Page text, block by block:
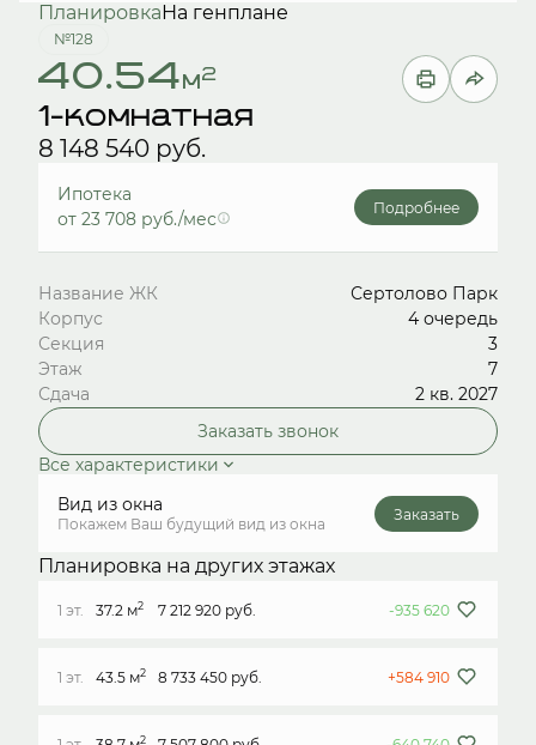
ПланировкаНа генплане
№128
40.54м2
1-комнатная
8 148 540 руб.
Ипотека
от 23 708 руб./мес
Подробнее
Название ЖК
Сертолово Парк
Корпус
4 очередь
Секция
3
Этаж
7
Сдача
2 кв. 2027
Заказать звонок
Все характеристики
Вид из окна
Покажем Ваш будущий вид из окна
Заказать
Планировка на других этажах
1 эт. 37.2 м2 7 212 920 руб. -935 620
1 эт. 43.5 м2 8 733 450 руб. +584 910
2